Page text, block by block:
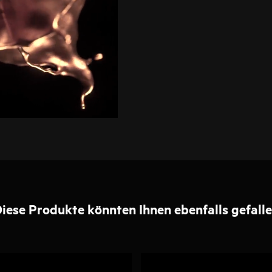
Produkte könnten Ihnen ebenfalls